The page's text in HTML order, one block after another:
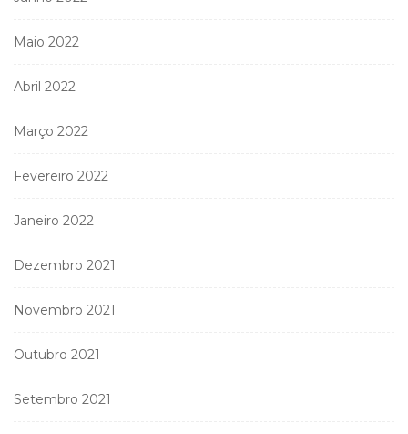
Maio 2022
Abril 2022
Março 2022
Fevereiro 2022
Janeiro 2022
Dezembro 2021
Novembro 2021
Outubro 2021
Setembro 2021